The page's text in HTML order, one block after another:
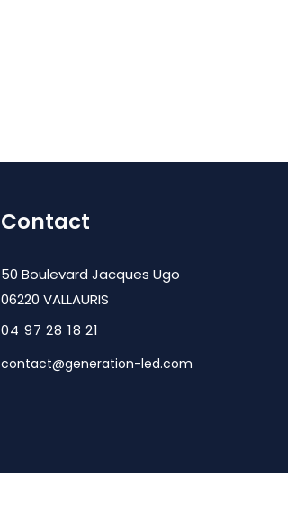
Contact
50 Boulevard Jacques Ugo
06220 VALLAURIS
04 97 28 18 21
contact@generation-led.com